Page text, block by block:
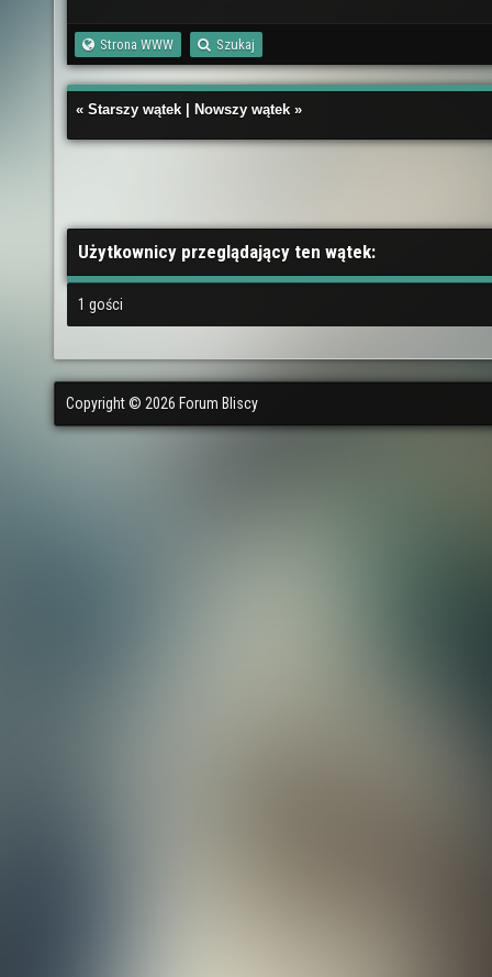
Strona WWW Szukaj
« Starszy wątek Nowszy wątek »
Użytkownicy przeglądający ten wątek:
1 gości
Copyright © 2026 Forum Bliscy